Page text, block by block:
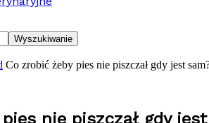
Co zrobić żeby pies nie piszczał gdy jest
nie piszczał gdy